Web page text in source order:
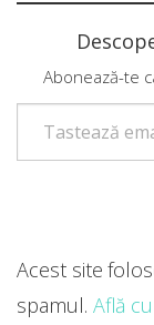
Abonează-te
Tastează emailul tău...
Acest site
spamul. Află